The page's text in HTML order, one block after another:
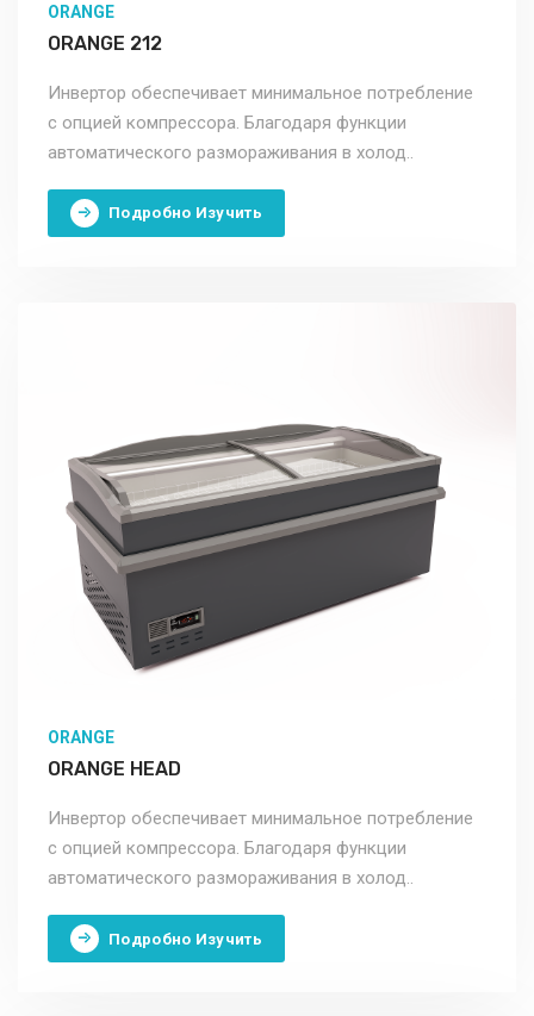
ORANGE
ORANGE 212
Инвертор обеспечивает минимальное потребление
с опцией компрессора. Благодаря функции
автоматического размораживания в холод..
Подробно Изучить
ORANGE
ORANGE HEAD
Инвертор обеспечивает минимальное потребление
с опцией компрессора. Благодаря функции
автоматического размораживания в холод..
Подробно Изучить